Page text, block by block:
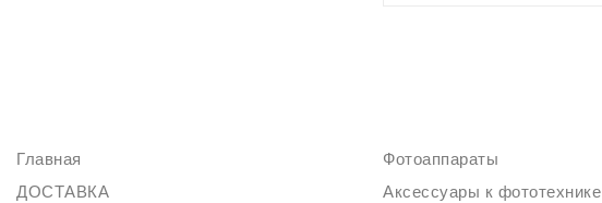
Главная
ДОСТАВКА
Фотоаппараты
Аксессуары к фототехнике